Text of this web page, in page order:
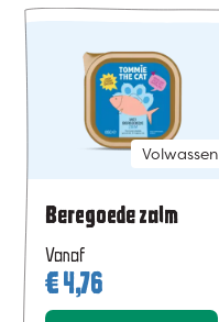
Volwassen
Beregoede zalm
Vanaf
€4,76